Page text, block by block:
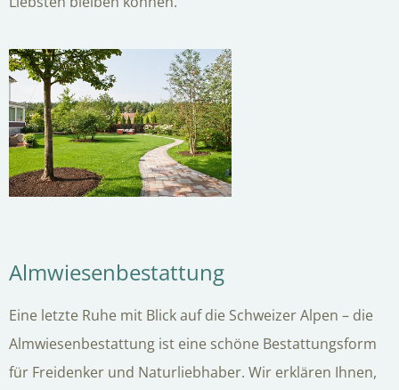
Almwiesenbestattung
Eine letzte Ruhe mit Blick auf die Schweizer Alpen – die
Almwiesenbestattung ist eine schöne Bestattungsform
für Freidenker und Naturliebhaber. Wir erklären Ihnen,